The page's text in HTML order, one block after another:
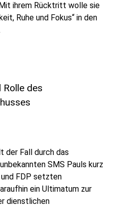
ihrem Rücktritt wolle sie
Ruhe und Fokus“ in den
Rolle des
der Fall durch das
SMS Pauls kurz
FDP setzten
ein Ultimatum zur
dienstlichen